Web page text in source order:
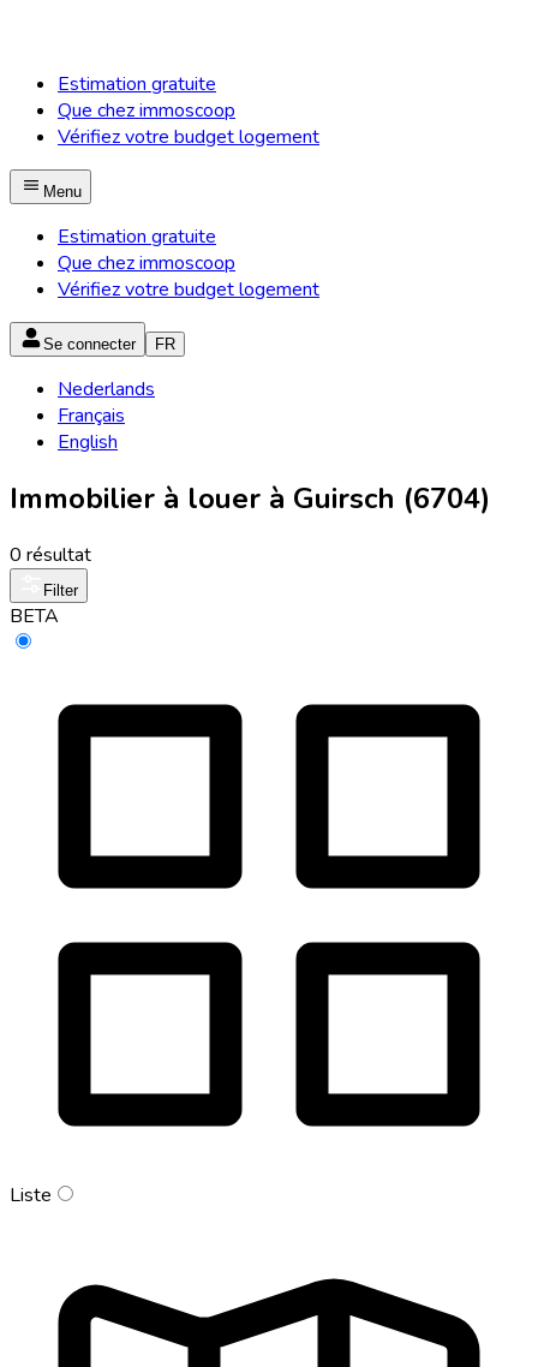
Estimation gratuite
Que chez immoscoop
Vérifiez votre budget logement
Menu
Estimation gratuite
Que chez immoscoop
Vérifiez votre budget logement
Se connecter FR
Nederlands
Français
English
Immobilier à louer à Guirsch (6704)
0 résultat
Filter
BETA
Liste